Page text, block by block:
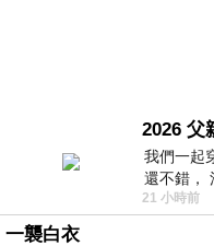
2026 父
我們一起
還不錯，
醒， 手
21 小時前
一襲白衣